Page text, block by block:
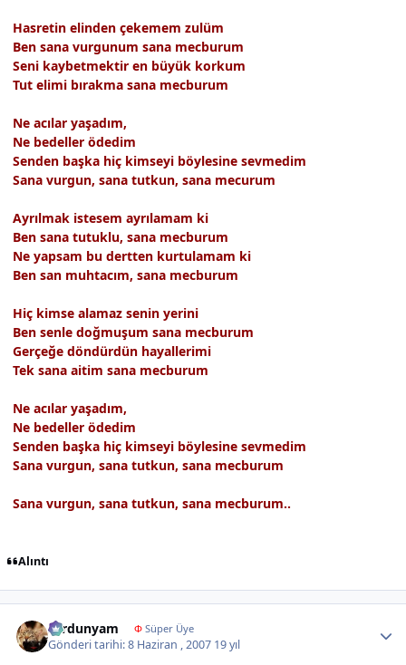
Hasretin elinden çekemem zulüm
Ben sana vurgunum sana mecburum
Seni kaybetmektir en büyük korkum
Tut elimi bırakma sana mecburum
Ne acılar yaşadım,
Ne bedeller ödedim
Senden başka hiç kimseyi böylesine sevmedim
Sana vurgun, sana tutkun, sana mecurum
Ayrılmak istesem ayrılamam ki
Ben sana tutuklu, sana mecburum
Ne yapsam bu dertten kurtulamam ki
Ben san muhtacım, sana mecburum
Hiç kimse alamaz senin yerini
Ben senle doğmuşum sana mecburum
Gerçeğe döndürdün hayallerimi
Tek sana aitim sana mecburum
Ne acılar yaşadım,
Ne bedeller ödedim
Senden başka hiç kimseyi böylesine sevmedim
Sana vurgun, sana tutkun, sana mecburum
Sana vurgun, sana tutkun, sana mecburum..
Alıntı
sardunyam ΦSüper Üye
Gönderi tarihi:8 Haziran , 2007 19 yıl